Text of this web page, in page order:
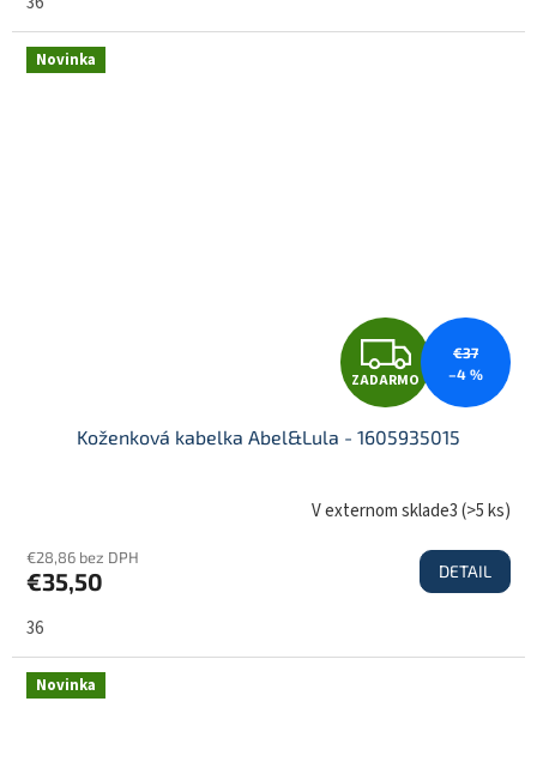
R
Novinka
Z
A
D
A
R
ZADARMO
€37
–4 %
Koženková kabelka Abel&Lula - 1605935015
V externom sklade3(>5 ks)
€28,86 bez DPH
€35,50 DETAIL
36
Novinka